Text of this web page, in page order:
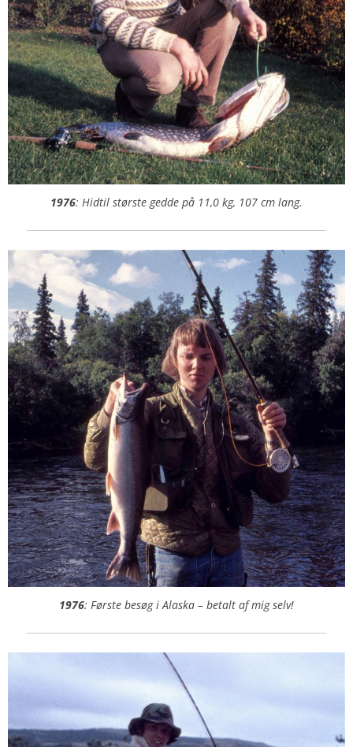
1976: Hidtil største gedde på 11,0 kg, 107 cm lang.
1976: Første besøg i Alaska – betalt af mig selv!